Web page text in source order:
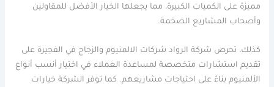
مميزة على الكميات الكبيرة، مما يجعلها الخيار الأفضل للمقاولين
وأصحاب المشاريع الضخمة.
كذلك، تحرص شركة الرواد شركات الالمنيوم والزجاج في الفجيرة على
تقديم استشارات متخصصة لمساعدة العملاء في اختيار أنسب أنواع
الألمنيوم بناءً على احتياجات مشاريعهم. كما توفر الشركة خيارات